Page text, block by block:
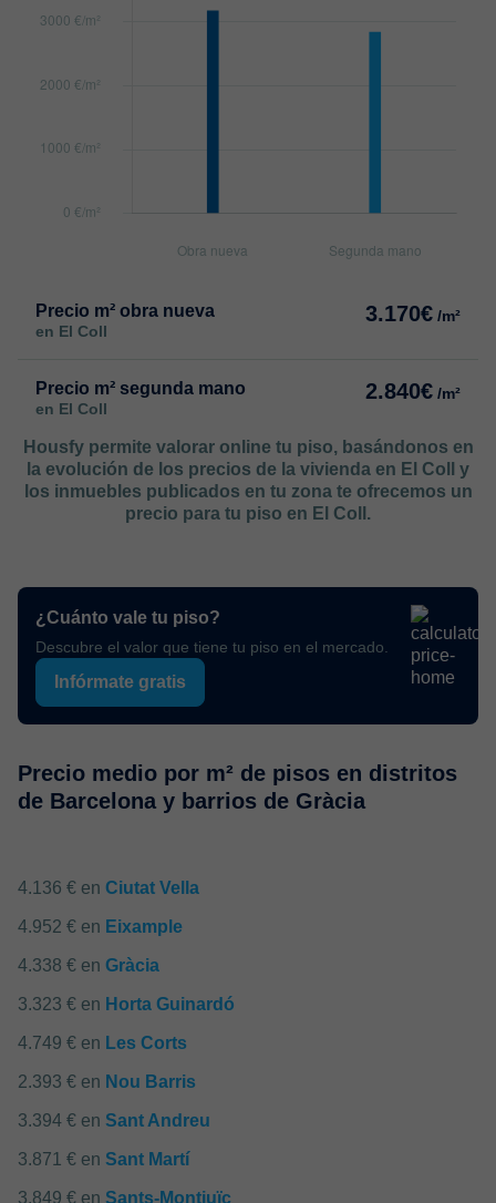
Precio m² obra nueva
en El Coll
3.170€ /m²
Precio m² segunda mano
en El Coll
2.840€ /m²
Housfy permite valorar online tu piso, basándonos en
la evolución de los precios de la vivienda en El Coll y
los inmuebles publicados en tu zona te ofrecemos un
precio para tu piso en El Coll.
¿Cuánto vale tu piso?
Descubre el valor que tiene tu piso en el mercado.
Infórmate gratis
Precio medio por m² de pisos en distritos
de Barcelona y barrios de Gràcia
4.136 € en Ciutat Vella
4.952 € en Eixample
4.338 € en Gràcia
3.323 € en Horta Guinardó
4.749 € en Les Corts
2.393 € en Nou Barris
3.394 € en Sant Andreu
3.871 € en Sant Martí
3.849 € en Sants-Montjuïc